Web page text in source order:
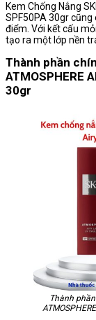
Kem Chống Nắng
SPF50PA 30gr
điểm. Với kết cấu
tạo ra một lớp nền
Thành phần
ATMOSPHERE
30gr
Thành